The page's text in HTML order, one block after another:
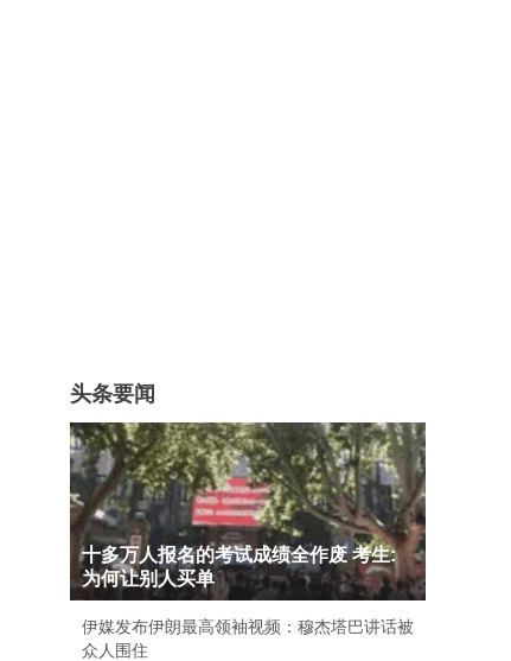
头条要闻
十多万人报名的考试成绩全作废 考生:
为何让别人买单
伊媒发布伊朗最高领袖视频：穆杰塔巴讲话被
众人围住